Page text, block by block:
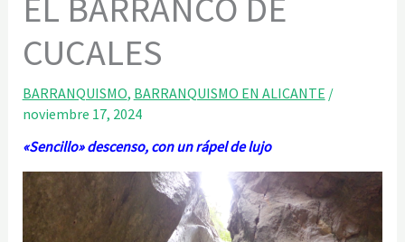
CUCALES
BARRANQUISMO, BARRANQUISMO EN ALICANTE /
noviembre 17, 2024
«Sencillo» descenso, con un rápel de lujo